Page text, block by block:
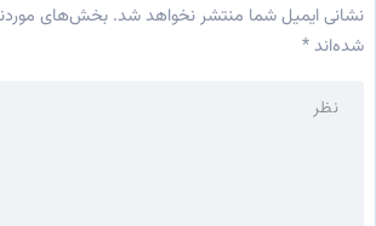
نشانی ایمیل شما منتشر نخواهد شد. بخش‌های
شده‌اند*